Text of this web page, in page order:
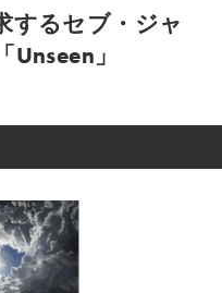
するセブ・ジャ
」